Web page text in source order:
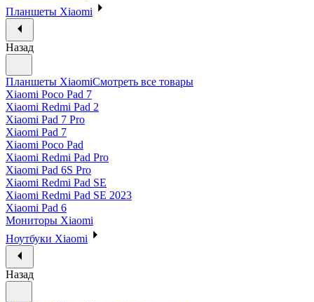
Планшеты Xiaomi
Назад
Планшеты XiaomiСмотреть все товары
Xiaomi Poco Pad 7
Xiaomi Redmi Pad 2
Xiaomi Pad 7 Pro
Xiaomi Pad 7
Xiaomi Poco Pad
Xiaomi Redmi Pad Pro
Xiaomi Pad 6S Pro
Xiaomi Redmi Pad SE
Xiaomi Redmi Pad SE 2023
Xiaomi Pad 6
Мониторы Xiaomi
Ноутбуки Xiaomi
Назад